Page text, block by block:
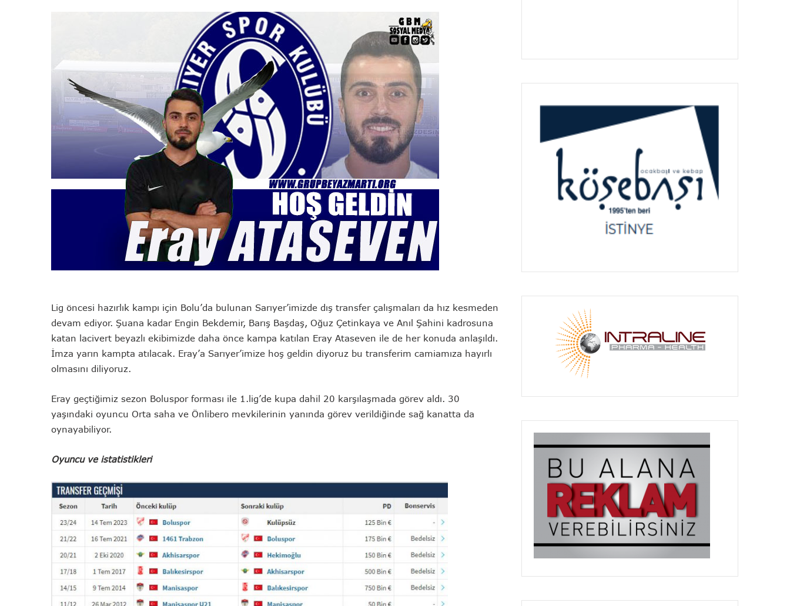
Lig öncesi hazırlık kampı için Bolu’da bulunan Sarıyer’imizde dış transfer çalışmaları da hız kesmeden
devam ediyor. Şuana kadar Engin Bekdemir, Barış Başdaş, Oğuz Çetinkaya ve Anıl Şahini kadrosuna
katan lacivert beyazlı ekibimizde daha önce kampa katılan Eray Ataseven ile de her konuda anlaşıldı.
İmza yarın kampta atılacak. Eray’a Sarıyer’imize hoş geldin diyoruz bu transferim camiamıza hayırlı
olmasını diliyoruz.
Eray geçtiğimiz sezon Boluspor forması ile 1.lig’de kupa dahil 20 karşılaşmada görev aldı. 30
yaşındaki oyuncu Orta saha ve Önlibero mevkilerinin yanında görev verildiğinde sağ kanatta da
oynayabiliyor.
Oyuncu ve istatistikleri